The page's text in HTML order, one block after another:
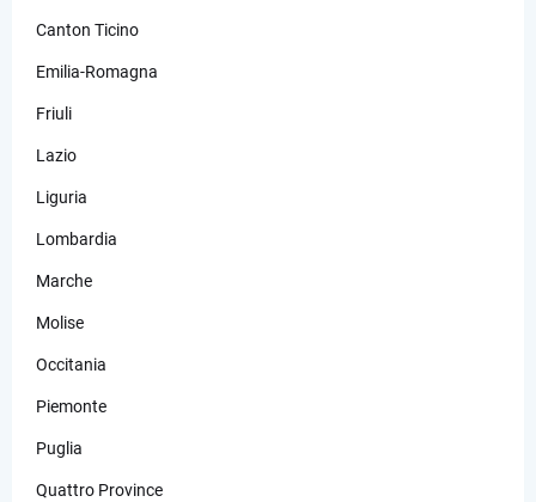
Canton Ticino
Emilia-Romagna
Friuli
Lazio
Liguria
Lombardia
Marche
Molise
Occitania
Piemonte
Puglia
Quattro Province